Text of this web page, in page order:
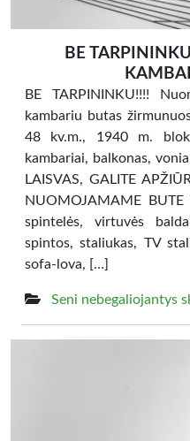
BE
BE TARPININKU!!!!
kambariu butas
48 kv.m., 1940 m.
kambariai, balkonas,
LAISVAS, GALITE
NUOMOJAMAME
spintelės, virtuvės
spintos, staliukas, TV
sofa-lova, […]
Seni nebegaliojantys